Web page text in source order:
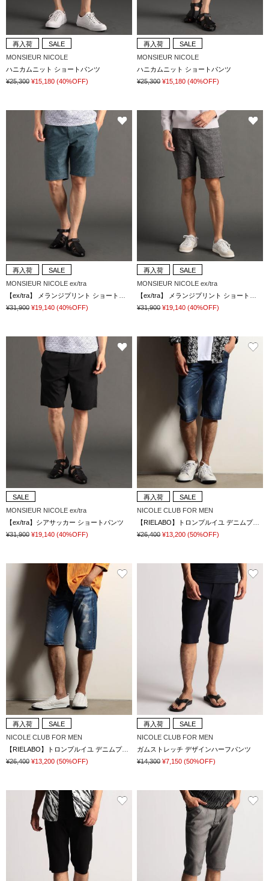
再入荷
SALE
MONSIEUR NICOLE
ハニカムニット ショートパンツ
¥25,300 ¥15,180 (40%OFF)
再入荷
SALE
MONSIEUR NICOLE
ハニカムニット ショートパンツ
¥25,300 ¥15,180 (40%OFF)
再入荷
SALE
MONSIEUR NICOLE ex/tra
【ex/tra】 メランジプリント ショートパンツ
¥31,900 ¥19,140 (40%OFF)
再入荷
SALE
MONSIEUR NICOLE ex/tra
【ex/tra】 メランジプリント ショートパンツ
¥31,900 ¥19,140 (40%OFF)
SALE
MONSIEUR NICOLE ex/tra
【ex/tra】シアサッカー ショートパンツ
¥31,900 ¥19,140 (40%OFF)
再入荷
SALE
NICOLE CLUB FOR MEN
【RIELABO】トロンプルイユ デニムプリント
¥26,400 ¥13,200 (50%OFF)
再入荷
SALE
NICOLE CLUB FOR MEN
【RIELABO】トロンプルイユ デニムプリント
¥26,400 ¥13,200 (50%OFF)
再入荷
SALE
NICOLE CLUB FOR MEN
ガムストレッチ デザインハーフパンツ
¥14,300 ¥7,150 (50%OFF)